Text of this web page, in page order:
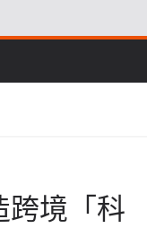
跨境「科